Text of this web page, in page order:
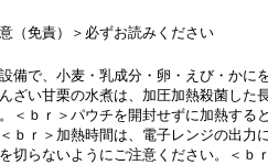
（免責）＞必ずお読みください
備で、小麦・乳成分・卵・えび・かに
ざい甘栗の水煮は、加圧加熱殺菌した
＜ｂｒ＞パウチを開封せずに加熱する
ｂｒ＞加熱時間は、電子レンジの出力
切らないようにご注意ください。＜ｂ